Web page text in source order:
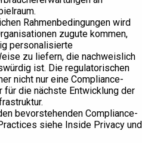
Rahmenbedingungen wird
zugute kommen,
personalisierte
zu liefern, die nachweislich
ist. Die regulatorischen
nicht nur eine Compliance-
für die nächste Entwicklung der
bevorstehenden Compliance-
siehe Inside Privacy und